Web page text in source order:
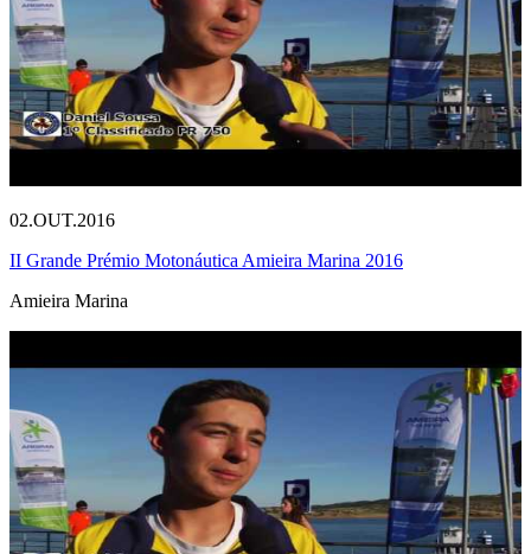
02.OUT.2016
II Grande Prémio Motonáutica Amieira Marina 2016
Amieira Marina